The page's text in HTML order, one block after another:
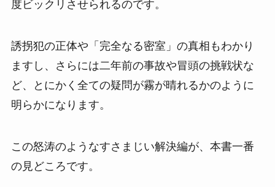
度ビックリさせられるのです。
誘拐犯の正体や「完全なる密室」の真相もわかり
ますし、さらには二年前の事故や冒頭の挑戦状な
ど、とにかく全ての疑問が霧が晴れるかのように
明らかになります。
この怒涛のようなすさまじい解決編が、本書一番
の見どころです。